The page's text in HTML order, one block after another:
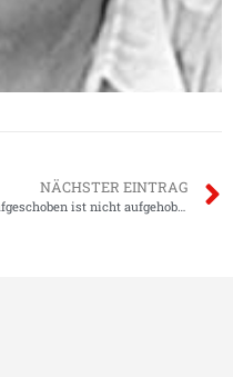
NÄCHSTER EINTRAG
Aufgeschoben ist nicht aufgehoben